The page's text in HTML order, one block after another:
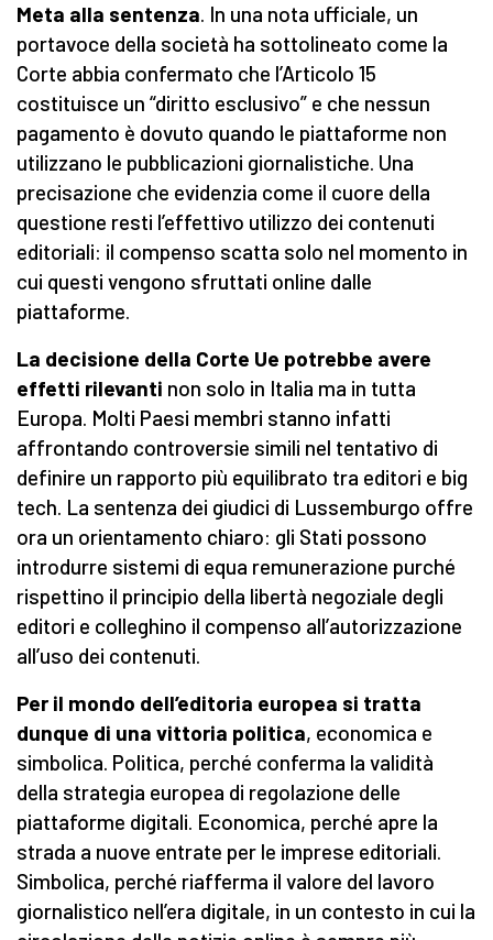
Meta alla sentenza. In una nota ufficiale, un
portavoce della società ha sottolineato come la
Corte abbia confermato che l’Articolo 15
costituisce un “diritto esclusivo” e che nessun
pagamento è dovuto quando le piattaforme non
utilizzano le pubblicazioni giornalistiche. Una
precisazione che evidenzia come il cuore della
questione resti l’effettivo utilizzo dei contenuti
editoriali: il compenso scatta solo nel momento in
cui questi vengono sfruttati online dalle
piattaforme.
La decisione della Corte Ue potrebbe avere
effetti rilevanti non solo in Italia ma in tutta
Europa. Molti Paesi membri stanno infatti
affrontando controversie simili nel tentativo di
definire un rapporto più equilibrato tra editori e big
tech. La sentenza dei giudici di Lussemburgo offre
ora un orientamento chiaro: gli Stati possono
introdurre sistemi di equa remunerazione purché
rispettino il principio della libertà negoziale degli
editori e colleghino il compenso all’autorizzazione
all’uso dei contenuti.
Per il mondo dell’editoria europea si tratta
dunque di una vittoria politica, economica e
simbolica. Politica, perché conferma la validità
della strategia europea di regolazione delle
piattaforme digitali. Economica, perché apre la
strada a nuove entrate per le imprese editoriali.
Simbolica, perché riafferma il valore del lavoro
giornalistico nell’era digitale, in un contesto in cui la